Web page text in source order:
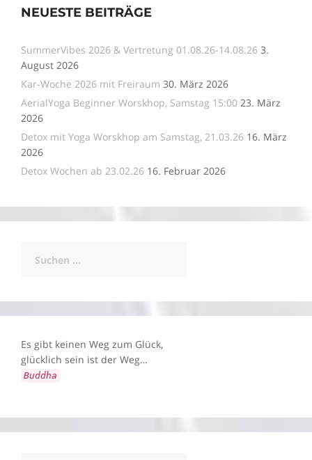
NEUESTE BEITRÄGE
SummerVibes 2026 & Vertretung 01.08.26-14.08.26 3.
August 2026
Kar-Woche 2026 mit Freiraum 30. März 2026
AerialYoga Beginner Worskhop, Samstag 15:00 23. März
2026
Detox mit Yoga Worskhop am Samstag, 21.03.26 16. März
2026
Detox Wochen ab 23.02.26 16. Februar 2026
nach:
Es gibt keinen Weg zum Glück,
glücklich sein ist der Weg…
Buddha